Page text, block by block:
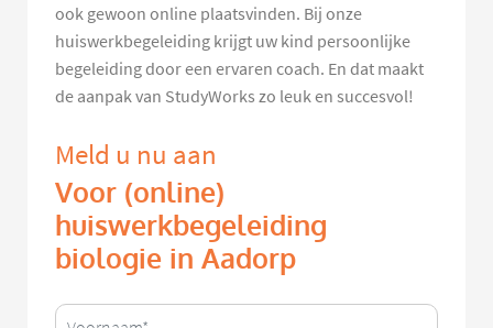
ook gewoon online plaatsvinden. Bij onze
huiswerkbegeleiding krijgt uw kind persoonlijke
begeleiding door een ervaren coach. En dat maakt
de aanpak van StudyWorks zo leuk en succesvol!
Meld u nu aan
Voor (online)
huiswerkbegeleiding
biologie in Aadorp